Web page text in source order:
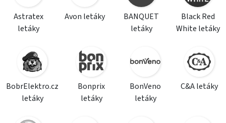
Astratex
letáky
Avon letáky
BANQUET
letáky
Black Red
White letáky
BobrElektro.cz
letáky
Bonprix
letáky
BonVeno
letáky
C&A letáky